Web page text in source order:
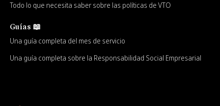
Todo lo que necesita saber sobre las políticas de VTO
Guías 📖
Una guía completa del mes de servicio
Una guía completa sobre la Responsabilidad Social Empresarial